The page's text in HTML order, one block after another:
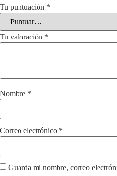
Tu puntuación *
Tu valoración *
Nombre *
Correo electrónico *
Guarda mi nombre, correo